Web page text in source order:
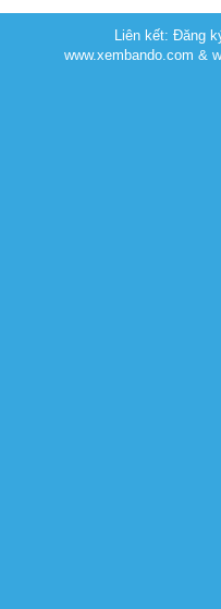
Liên kết:Đăng
www.xembando.com &